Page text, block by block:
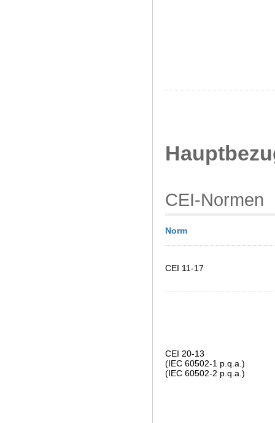
CEI-Normen
Norm
CEI 11-17
CEI 20-13
(IEC 60502-1 p.q.a.)
(IEC 60502-2 p.q.a.)